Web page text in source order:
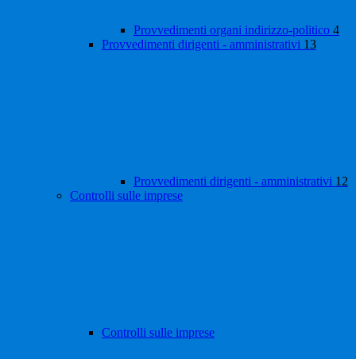
Provvedimenti organi indirizzo-politico 4
Provvedimenti dirigenti - amministrativi 13
Provvedimenti dirigenti - amministrativi 12
Controlli sulle imprese
Controlli sulle imprese